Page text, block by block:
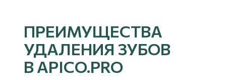
ПРЕИМУЩЕСТВА
УДАЛЕНИЯ ЗУБОВ
В APICO.PRO